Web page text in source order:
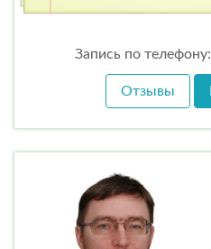
Запись по телефону:
Отзывы